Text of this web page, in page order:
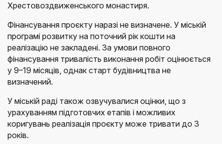
Хрестовоздвиженського монастиря.
Фінансування проєкту наразі не визначене. У міській
програмі розвитку на поточний рік кошти на
реалізацію не закладені. За умови повного
фінансування тривалість виконання робіт оцінюється
у 9–19 місяців, однак старт будівництва не
визначений.
У міській раді також озвучувалися оцінки, що з
урахуванням підготовчих етапів і можливих
коригувань реалізація проєкту може тривати до 3
років.